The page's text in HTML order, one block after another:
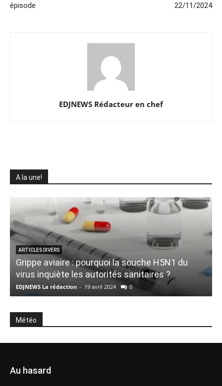
épisode
22/11/2024
EDJNEWS Rédacteur en chef
A la une!
ARTICLES DIVERS
Grippe aviaire : pourquoi la souche H5N1 du
virus inquiète les autorités sanitaires ?
EDJNEWS La rédaction - 19 avril 2024 0
Météo
Au hasard